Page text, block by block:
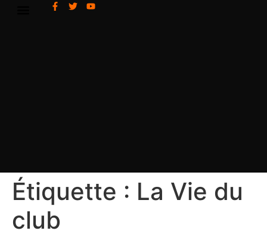
Étiquette : La Vie du
club